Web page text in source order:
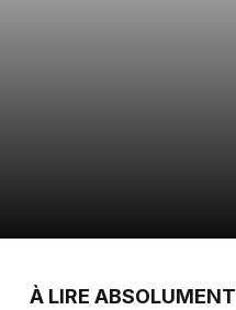
À LIRE ABSOLUMENT